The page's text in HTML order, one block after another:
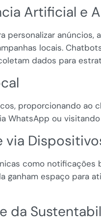
Artificial e
personalizar anúncios,
locais.
dados para
proporcionando ao
WhatsApp ou
via
como notificações
ganham espaço para
da